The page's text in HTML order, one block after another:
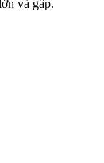
và gấp.